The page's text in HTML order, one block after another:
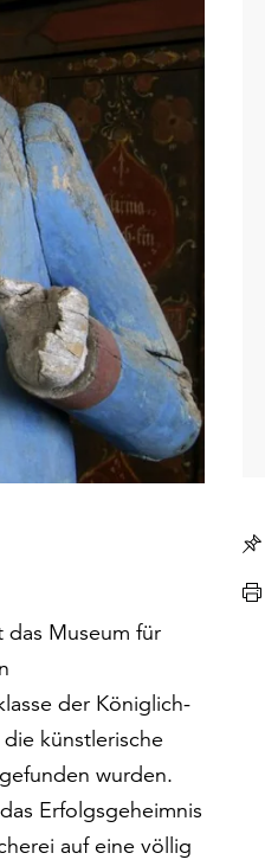
Museum für
der Königlich-
künstlerische
wurden.
Erfolgsgeheimnis
auf eine völlig